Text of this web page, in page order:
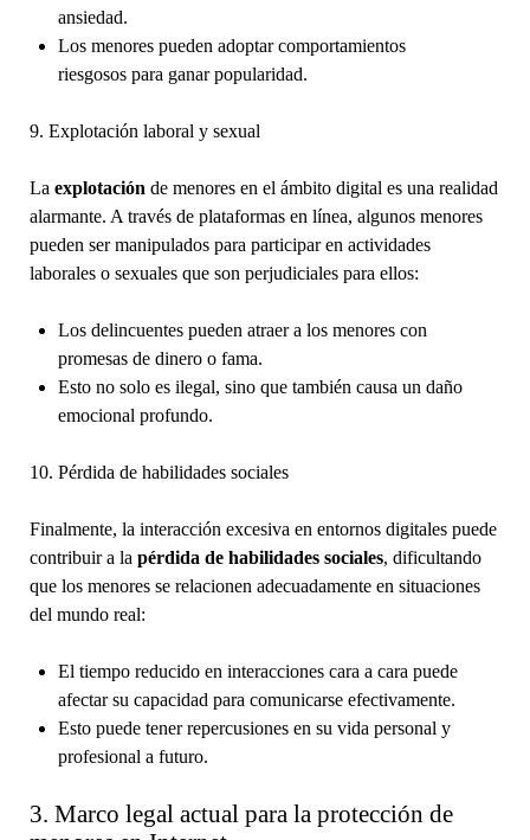
ansiedad.
Los menores pueden adoptar comportamientos
riesgosos para ganar popularidad.
9. Explotación laboral y sexual
La explotación de menores en el ámbito digital es una realidad
alarmante. A través de plataformas en línea, algunos menores
pueden ser manipulados para participar en actividades
laborales o sexuales que son perjudiciales para ellos:
Los delincuentes pueden atraer a los menores con
promesas de dinero o fama.
Esto no solo es ilegal, sino que también causa un daño
emocional profundo.
10. Pérdida de habilidades sociales
Finalmente, la interacción excesiva en entornos digitales puede
contribuir a la pérdida de habilidades sociales, dificultando
que los menores se relacionen adecuadamente en situaciones
del mundo real:
El tiempo reducido en interacciones cara a cara puede
afectar su capacidad para comunicarse efectivamente.
Esto puede tener repercusiones en su vida personal y
profesional a futuro.
3. Marco legal actual para la protección de